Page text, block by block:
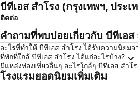
บีทีเอส สำโรง (กรุงเทพฯ, ประเ
ติดต่อ
คำถามที่พบบ่อยเกี่ยวกับ บีทีเอส
อะไรที่ทำให้ บีทีเอส สำโรง ได้รับความนิยมจ
ที่พักที่ใกล้ บีทีเอส สำโรง ได้แก่อะไรบ้าง?
มีแหล่งท่องเที่ยวอื่นๆ อะไรใกล้ๆ บีทีเอส สำโ
โรงแรมยอดนิยมเพิ่มเติม